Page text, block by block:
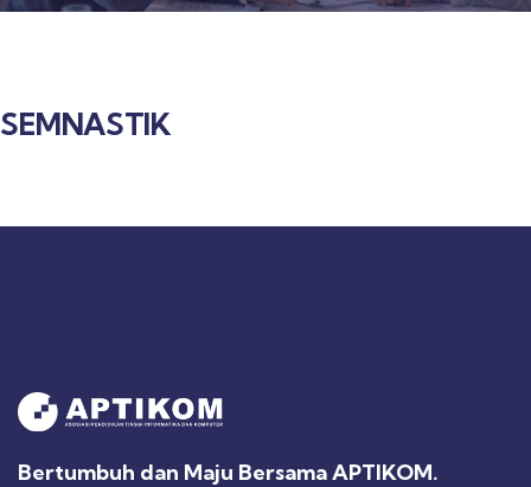
SEMNASTIK
Bertumbuh dan Maju Bersama APTIKOM.